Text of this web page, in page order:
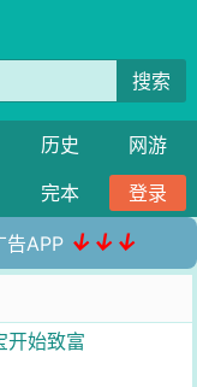
搜索
历史
网游
完本 登录
告APP ↓↓↓
开始致富